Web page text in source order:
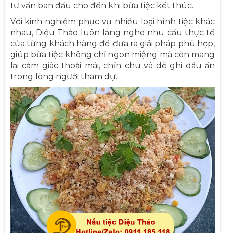
tư vấn ban đầu cho đến khi bữa tiệc kết thúc.
Với kinh nghiệm phục vụ nhiều loại hình tiệc khác
nhau, Diệu Thảo luôn lắng nghe nhu cầu thực tế
của từng khách hàng để đưa ra giải pháp phù hợp,
giúp bữa tiệc không chỉ ngon miệng mà còn mang
lại cảm giác thoải mái, chỉn chu và dễ ghi dấu ấn
trong lòng người tham dự.